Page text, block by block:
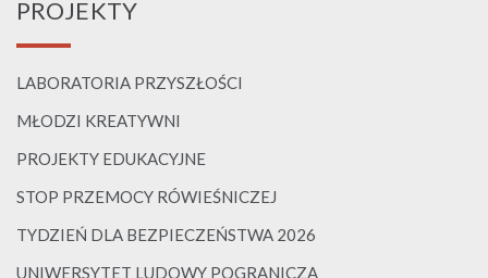
PROJEKTY
LABORATORIA PRZYSZŁOŚCI
MŁODZI KREATYWNI
PROJEKTY EDUKACYJNE
STOP PRZEMOCY RÓWIEŚNICZEJ
TYDZIEŃ DLA BEZPIECZEŃSTWA 2026
UNIWERSYTET LUDOWY POGRANICZA